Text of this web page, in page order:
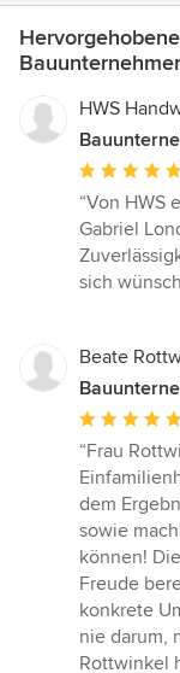
HWS
Bewertung:
5
von
5
“Von HWS
Gabriel
sich
Beate
Bewertung:
5
von
5
Sternen
“Frau
dem
sowie
können!
Freude
konkrete
nie darum,
Rottwinkel